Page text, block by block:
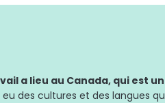
a lieu au Canada, qui est
des cultures et des langues